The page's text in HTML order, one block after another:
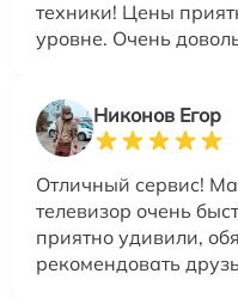
техники! Цены
уровне. Очень
Никонов Егор
Отличный сервис!
телевизор очень
приятно удивили,
рекомендовать